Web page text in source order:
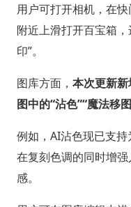
用户可打开相机，在
附近上滑打开百宝箱，
印”。
图库方面， 本次更新
图中的“沾色”“魔法移
例如，AI沾色现已支持
在复刻色调的同时增
感。